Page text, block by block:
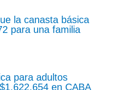
la canasta básica
para una familia
para adultos
en CABA